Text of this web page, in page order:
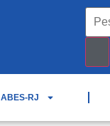
ABES-RJ